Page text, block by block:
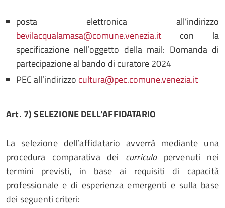
posta elettronica all’indirizzo
bevilacqualamasa@comune.venezia.it con la
specificazione nell’oggetto della mail: Domanda di
partecipazione al bando di curatore 2024
PEC all’indirizzo cultura@pec.comune.venezia.it
Art. 7) SELEZIONEDELL’AFFIDATARIO
La selezione dell’affidatario avverrà mediante una
procedura comparativa dei curricula pervenuti nei
termini previsti, in base ai requisiti di capacità
professionale e di esperienza emergenti e sulla base
dei seguenti criteri: